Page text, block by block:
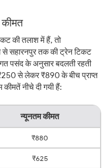
की तलाश में हैं, तो
सहारनपुर तक की ट्रेन टिकट
पसंद के अनुसार बदलती रहती
से लेकर ₹890 के बीच प्राप्त
नीचे दी गयी हैं:
न्यूनतम कीमत
₹880
₹625